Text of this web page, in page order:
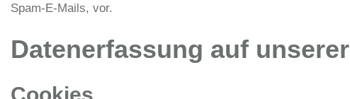
Spam-E-Mails, vor.
Datenerfassung auf
Cookies